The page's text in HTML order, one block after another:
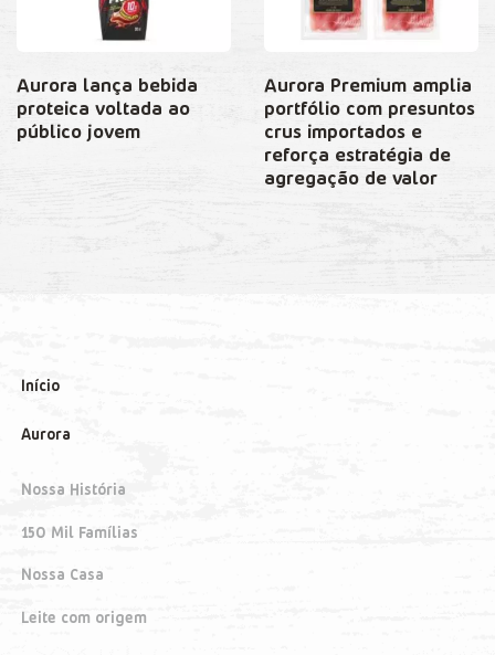
Aurora lança bebida
proteica voltada ao
público jovem
Aurora Premium amplia
portfólio com presuntos
crus importados e
reforça estratégia de
agregação de valor
Início
Aurora
Nossa História
150 Mil Famílias
Nossa Casa
Leite com origem